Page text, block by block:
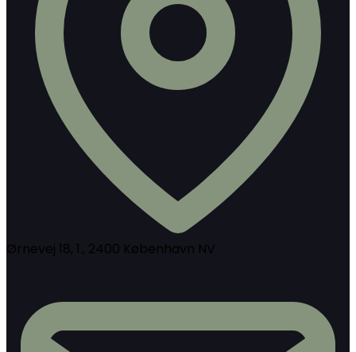
Ørnevej 18, 1., 2400 København NV